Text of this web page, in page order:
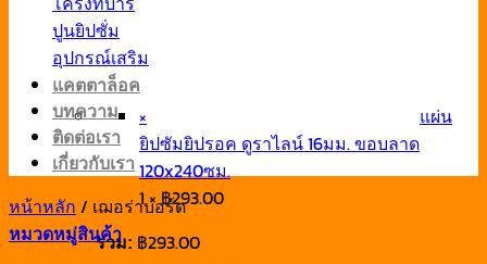
×
แผ่น
ยิปซัมยิปรอค ดูราไลน์ 16มม. ขอบลาด
120x240ซม.
1 ×฿293.00
รวม: ฿293.00
ปูนยิปซั่ม
อุปกรณ์เสริม
แคตตาล็อค
บทความ
ติดต่อเรา
เกี่ยวกับเรา
หน้าหลัก / เฌอร่าบอร์ด
หมวดหมู่สินค้า